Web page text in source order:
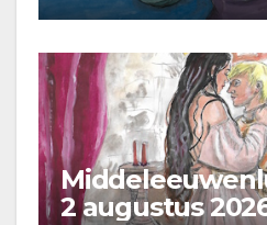
2 augustus